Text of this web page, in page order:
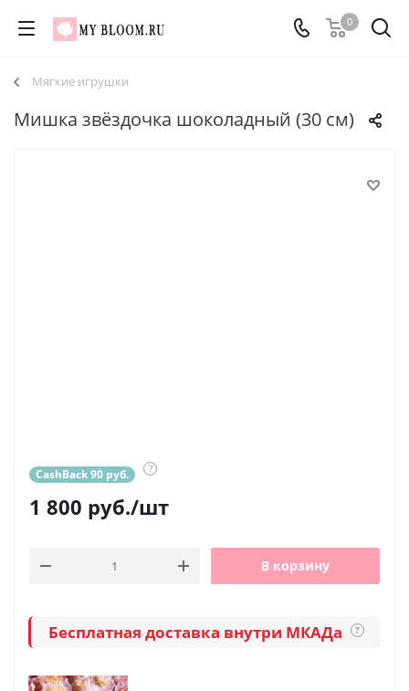
0
Мягкие игрушки
Мишка звёздочка шоколадный (30 см)
CashBack 90 руб. ?
1 800 руб./шт
В корзину
Бесплатная доставка внутри МКАДа ?